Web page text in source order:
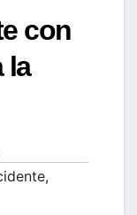
con
la
,